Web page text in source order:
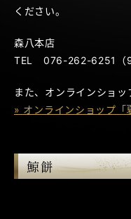
ください。
森八本店
TEL 076-262-6251（
また、オンラインショッ
» オンラインショップ「
鯨餅